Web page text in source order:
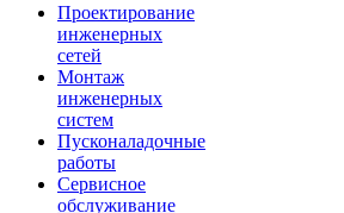
Проектирование
инженерных
сетей
Монтаж
инженерных
систем
Пусконаладочные
работы
Сервисное
обслуживание